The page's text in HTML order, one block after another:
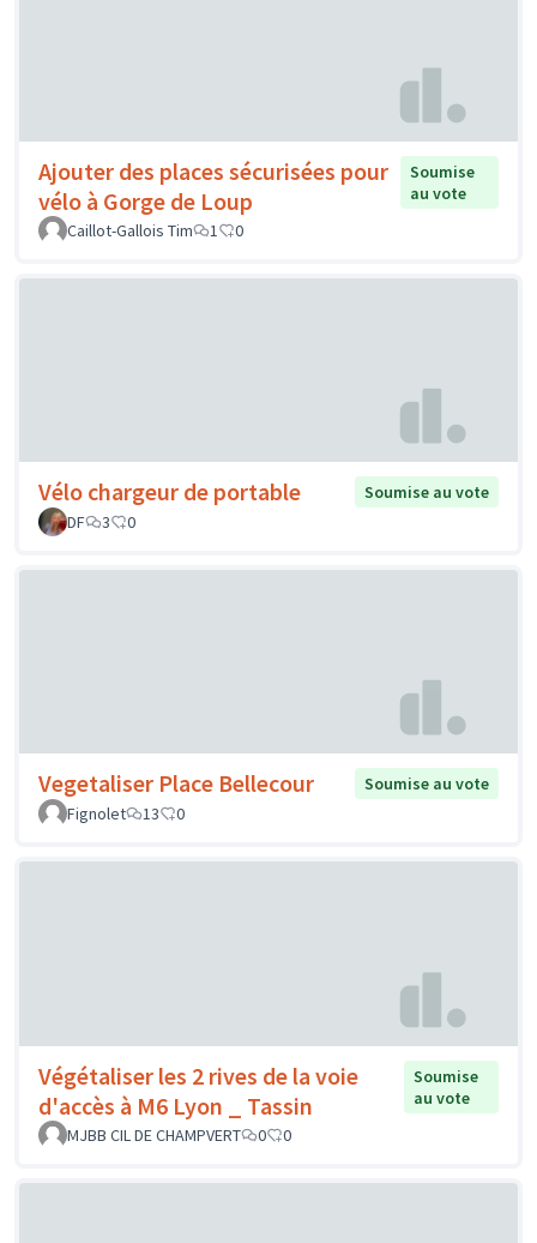
Ajouter des places sécurisées pour
vélo à Gorge de Loup
Soumise
au vote
Caillot-Gallois Tim
1 0
Vélo chargeur de portable
Soumise au vote
DF
3 0
Vegetaliser Place Bellecour
Soumise au vote
Fignolet
13 0
Végétaliser les 2 rives de la voie
d'accès à M6 Lyon _ Tassin
Soumise
au vote
MJBB CIL DE CHAMPVERT
0 0